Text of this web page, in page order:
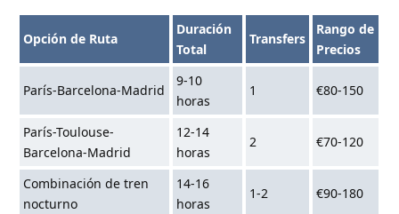
Opción de Ruta
Duración
Total
Transfers
Rango de
Precios
París-Barcelona-Madrid
9-10
horas
1 €80-150
París-Toulouse-
Barcelona-Madrid
12-14
horas
2 €70-120
Combinación de tren
nocturno
14-16
horas
1-2 €90-180